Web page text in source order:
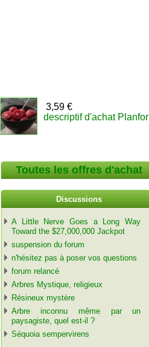
3,59 €
descriptif d'achat Planfor
Toutes les offres d'achat
Discussions
A Little Nerve Goes a Long Way
Toward the $27,000,000 Jackpot
suspension du forum
n'hésitez pas à poser vos questions
forum relancé
Arbres Mystique, religieux
Résineux mystère
Arbre inconnu même par un
paysagiste, quel est-il ?
Séquoia sempervirens